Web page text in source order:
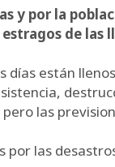
y por la
de las
están
las
las